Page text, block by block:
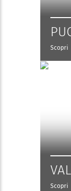
Scopri
Scopri